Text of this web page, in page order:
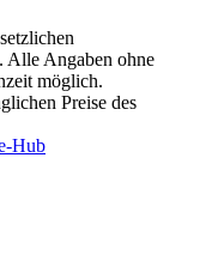
Alle Angaben ohne
möglich.
Preise des
Hub